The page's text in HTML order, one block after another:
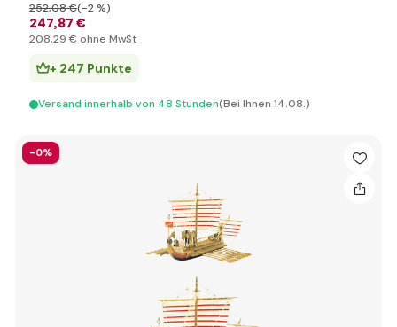
247,87 €
252,08 €(-2 %)
208,29 € ohne MwSt
+ 247 Punkte
Versand innerhalb von 48 Stunden(Bei Ihnen 14.08.)
-0%